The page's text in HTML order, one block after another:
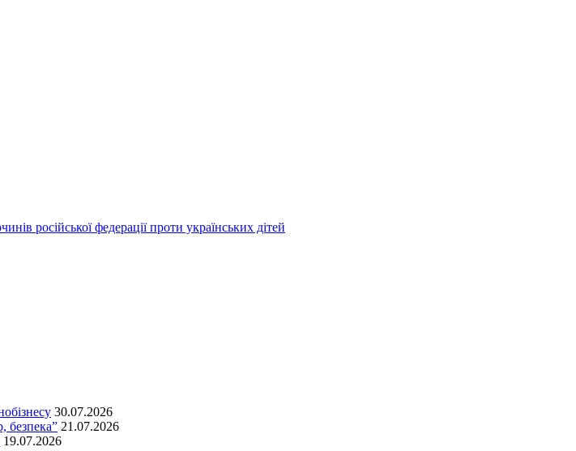
російської федерації проти українських дітей
30.07.2026
безпека” 21.07.2026
19.07.2026